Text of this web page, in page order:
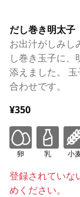
だし巻き明太子
お出汁がしみし
し巻き玉子に、
添えました。
合わせです。
¥350
卵 乳 小
登録されていな
めください。